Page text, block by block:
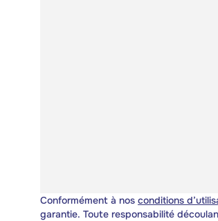
Conformément à nos conditions
garantie. Toute responsabilité